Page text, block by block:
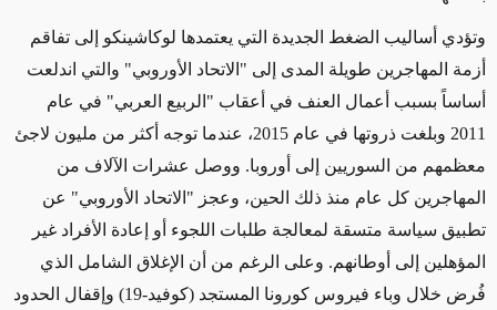
وتؤدي أساليب الضغط الجديدة التي يعتمدها لوكاشينكو إلى تفاقم
أزمة المهاجرين طويلة المدى إلى "الاتحاد الأوروبي" والتي اندلعت
أساساً بسبب
أعمال العنف في أعقاب "الربيع العربي" في عام
2011 وبلغت ذروتها في عام 2015، عندما توجه أكثر من مليون لاجئ
معظمهم من السوريين إلى أوروبا. ووصل عشرات الآلاف من
المهاجرين كل عام منذ ذلك الحين، وعجز "الاتحاد الأوروبي" عن
تطبيق سياسة متسقة لمعالجة طلبات اللجوء أو إعادة الأفراد غير
المؤهلين إلى أوطانهم. وعلى الرغم من أن الإغلاق الشامل الذي
فُرض خلال وباء فيروس كورونا المستجد (كوفيد-19) وإقفال الحدود